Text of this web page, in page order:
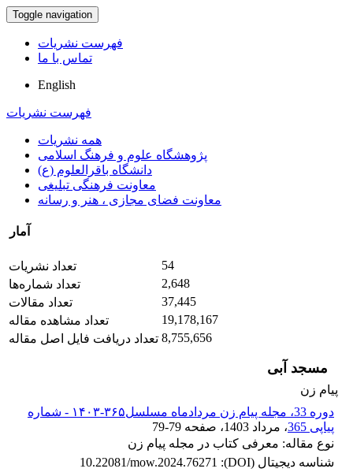
Toggle navigation
فهرست نشریات
تماس با ما
English
فهرست نشریات
همه نشریات
پژوهشگاه علوم و فرهنگ اسلامی
دانشگاه باقرالعلوم (ع)
معاونت فرهنگی تبلیغی
معاونت فضای مجازی ، هنر و رسانه
آمار
تعداد نشریات
54
تعداد شماره‌ها
2,648
تعداد مقالات
37,445
تعداد مشاهده مقاله
19,178,167
تعداد دریافت فایل اصل مقاله 8,755,656
مسجد آبی
پیام زن
دوره 33، مجله پیام زن مردادماه مسلسل۳۶۵-۱۴۰۳ - شماره
پیاپی 365
، مرداد 1403 ، صفحه 79-79
نوع مقاله: معرفی کتاب در مجله پیام زن
شناسه دیجیتال (DOI):
10.22081/mow.2024.76271